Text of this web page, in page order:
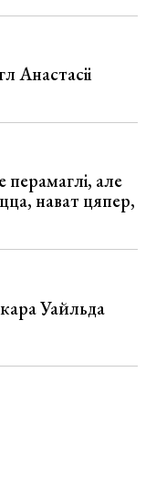
Анастасіі
але
нават цяпер,
Уайльда